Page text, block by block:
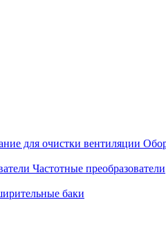
Частотные преобразователи
баки